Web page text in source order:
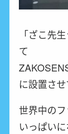
「ざこ先
て
に設置さ
世界中の
いっぱいに